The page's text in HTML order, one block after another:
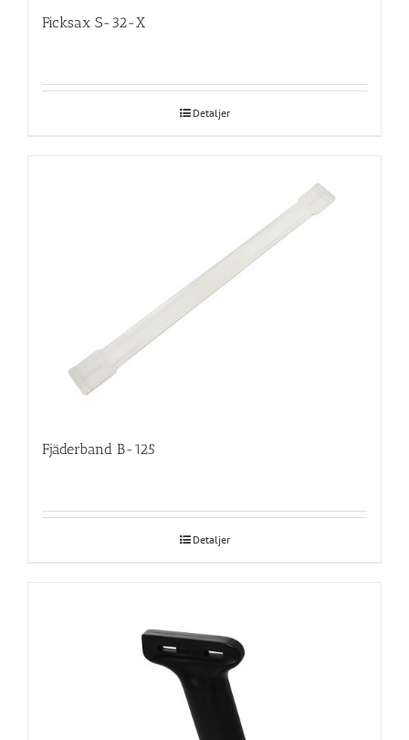
Ficksax S-32-X
Detaljer
Fjäderband B-125
Detaljer